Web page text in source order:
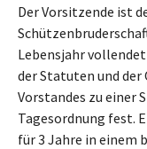
Der Vorsitzende ist
Lebensjahr
der Statuten und der
Vorstandes zu einer
Tagesordnung fest.
für 3 Jahre in einem